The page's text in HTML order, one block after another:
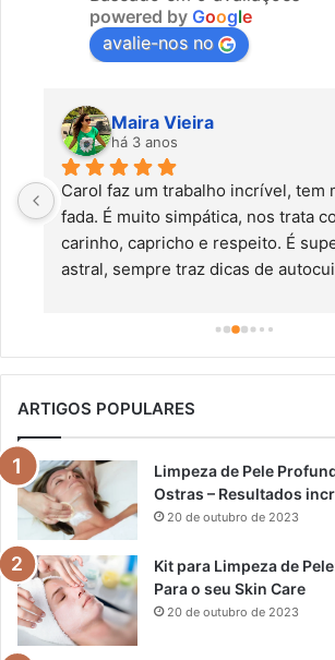
powered by Google
avalie-nos no
Maira Vieira
há 3 anos
Carol faz um trabalho incrível, tem
fada. É muito simpática, nos trata
carinho, capricho e respeito. É
astral, sempre traz dicas de
outras terapias holísticas. Super
ARTIGOS POPULARES
Limpeza de Pele
Ostras – Resultados
20 de outubro de 2023
Kit para Limpeza de
Para o seu Skin Care
20 de outubro de 2023